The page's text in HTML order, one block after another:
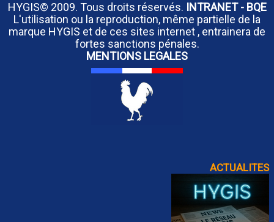
HYGIS© 2009. Tous droits réservés. INTRANET- BQE
L'utilisation ou la reproduction, même partielle de la
marque HYGIS et de ces sites internet , entrainera de
fortes sanctions pénales.
MENTIONS LEGALES
ACTUALITES